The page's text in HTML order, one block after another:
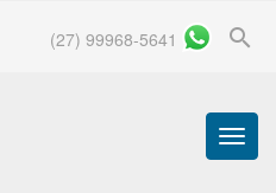
search
(27) 99968-5641
Menu